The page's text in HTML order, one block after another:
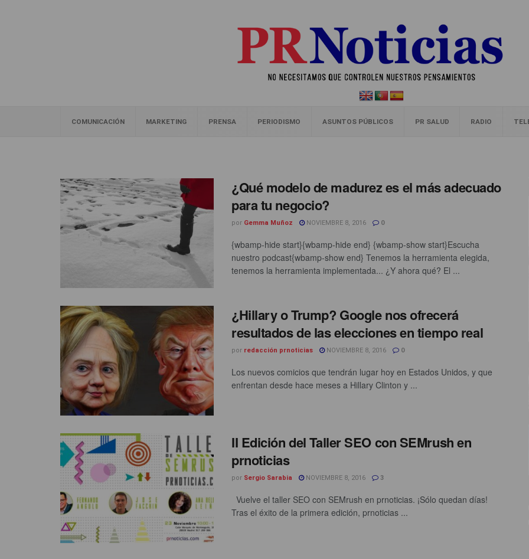
COMUNICACIÓN MARKETING PRENSA PERIODISMO ASUNTOS PÚBLICOS PR SALUD RADIO
¿Qué modelo de madurez es el más adecuado
para tu negocio?
por Gemma Muñoz NOVIEMBRE 8, 2016 0
{wbamp-hide start}{wbamp-hide end} {wbamp-show start}Escucha
nuestro podcast{wbamp-show end} Tenemos la herramienta elegida,
tenemos la herramienta implementada... ¿Y ahora qué? El ...
¿Hillary o Trump? Google nos ofrecerá
resultados de las elecciones en tiempo real
por redacción prnoticias NOVIEMBRE 8, 2016 0
Los nuevos comicios que tendrán lugar hoy en Estados Unidos, y que
enfrentan desde hace meses a Hillary Clinton y ...
II Edición del Taller SEO con SEMrush en
prnoticias
por Sergio Sarabia NOVIEMBRE 8, 2016 3
Vuelve el taller SEO con SEMrush en prnoticias. ¡Sólo quedan días!
Tras el éxito de la primera edición, prnoticias ...